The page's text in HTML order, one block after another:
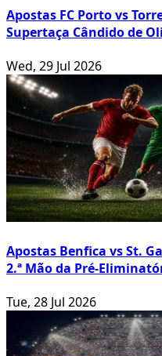
Apostas FC Porto vs
Supertaça Cândido de
Wed, 29 Jul 2026
Apostas Benfica vs St.
2.ª Mão da Pré-
Tue, 28 Jul 2026